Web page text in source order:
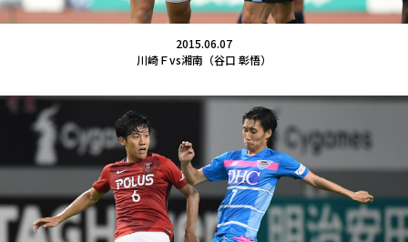
2015.06.07
川崎Ｆvs湘南（谷口 彰悟）